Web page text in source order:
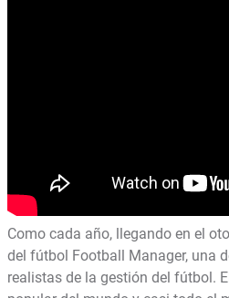
Como cada año, llegando en el
del fútbol Football Manager, una
realistas de la gestión del fútbol.